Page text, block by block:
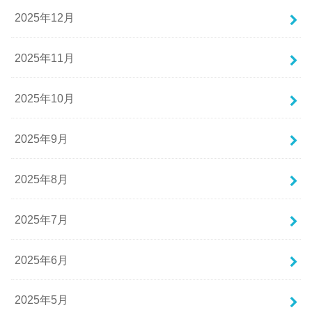
2025年12月
2025年11月
2025年10月
2025年9月
2025年8月
2025年7月
2025年6月
2025年5月